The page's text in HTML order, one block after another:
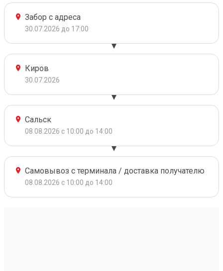
Забор с адреса
30.07.2026 до 17:00
Киров
30.07.2026
Сальск
08.08.2026 с 10:00 до 14:00
Самовывоз с терминала / доставка получателю
08.08.2026 с 10:00 до 14:00